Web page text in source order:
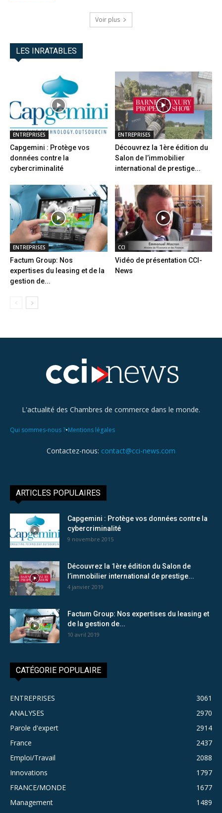
Voir plus
LES INRATABLES
ENTREPRISES
Capgemini : Protège vos
données contre la
cybercriminalité
ENTREPRISES
Découvrez la 1ère édition du
Salon de l’immobilier
international de prestige...
ENTREPRISES
Factum Group: Nos
expertises du leasing et de la
gestion de...
CCI
Vidéo de présentation CCI-
News
L'actualité des Chambres de commerce dans le monde.
Qui sommes-nous ?•Mentions légales
Contactez-nous: contact@cci-news.com
ARTICLES POPULAIRES
Capgemini : Protège vos données contre la
cybercriminalité
9 novembre 2015
Découvrez la 1ère édition du Salon de
l’immobilier international de prestige...
4 janvier 2019
Factum Group: Nos expertises du leasing et
de la gestion de...
10 avril 2019
CATÉGORIE POPULAIRE
ENTREPRISES
3061
ANALYSES
2970
Parole d'expert
2914
France
2437
Emploi/Travail
2088
Innovations
1797
FRANCE/MONDE
1677
Management
1489